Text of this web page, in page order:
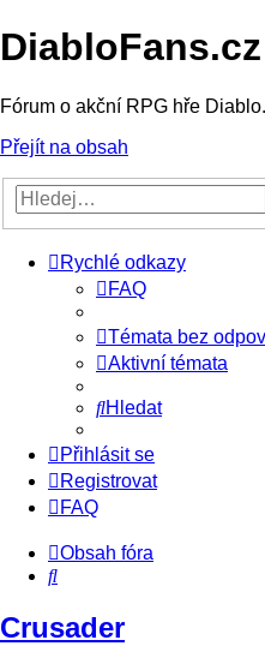
Fórum o akční RPG hře Diablo.
Přejít na obsah
Rychlé odkazy
FAQ
Témata bez
Aktivní témata
Hledat
Přihlásit se
Registrovat
FAQ
Obsah fóra
Hledat
Crusader